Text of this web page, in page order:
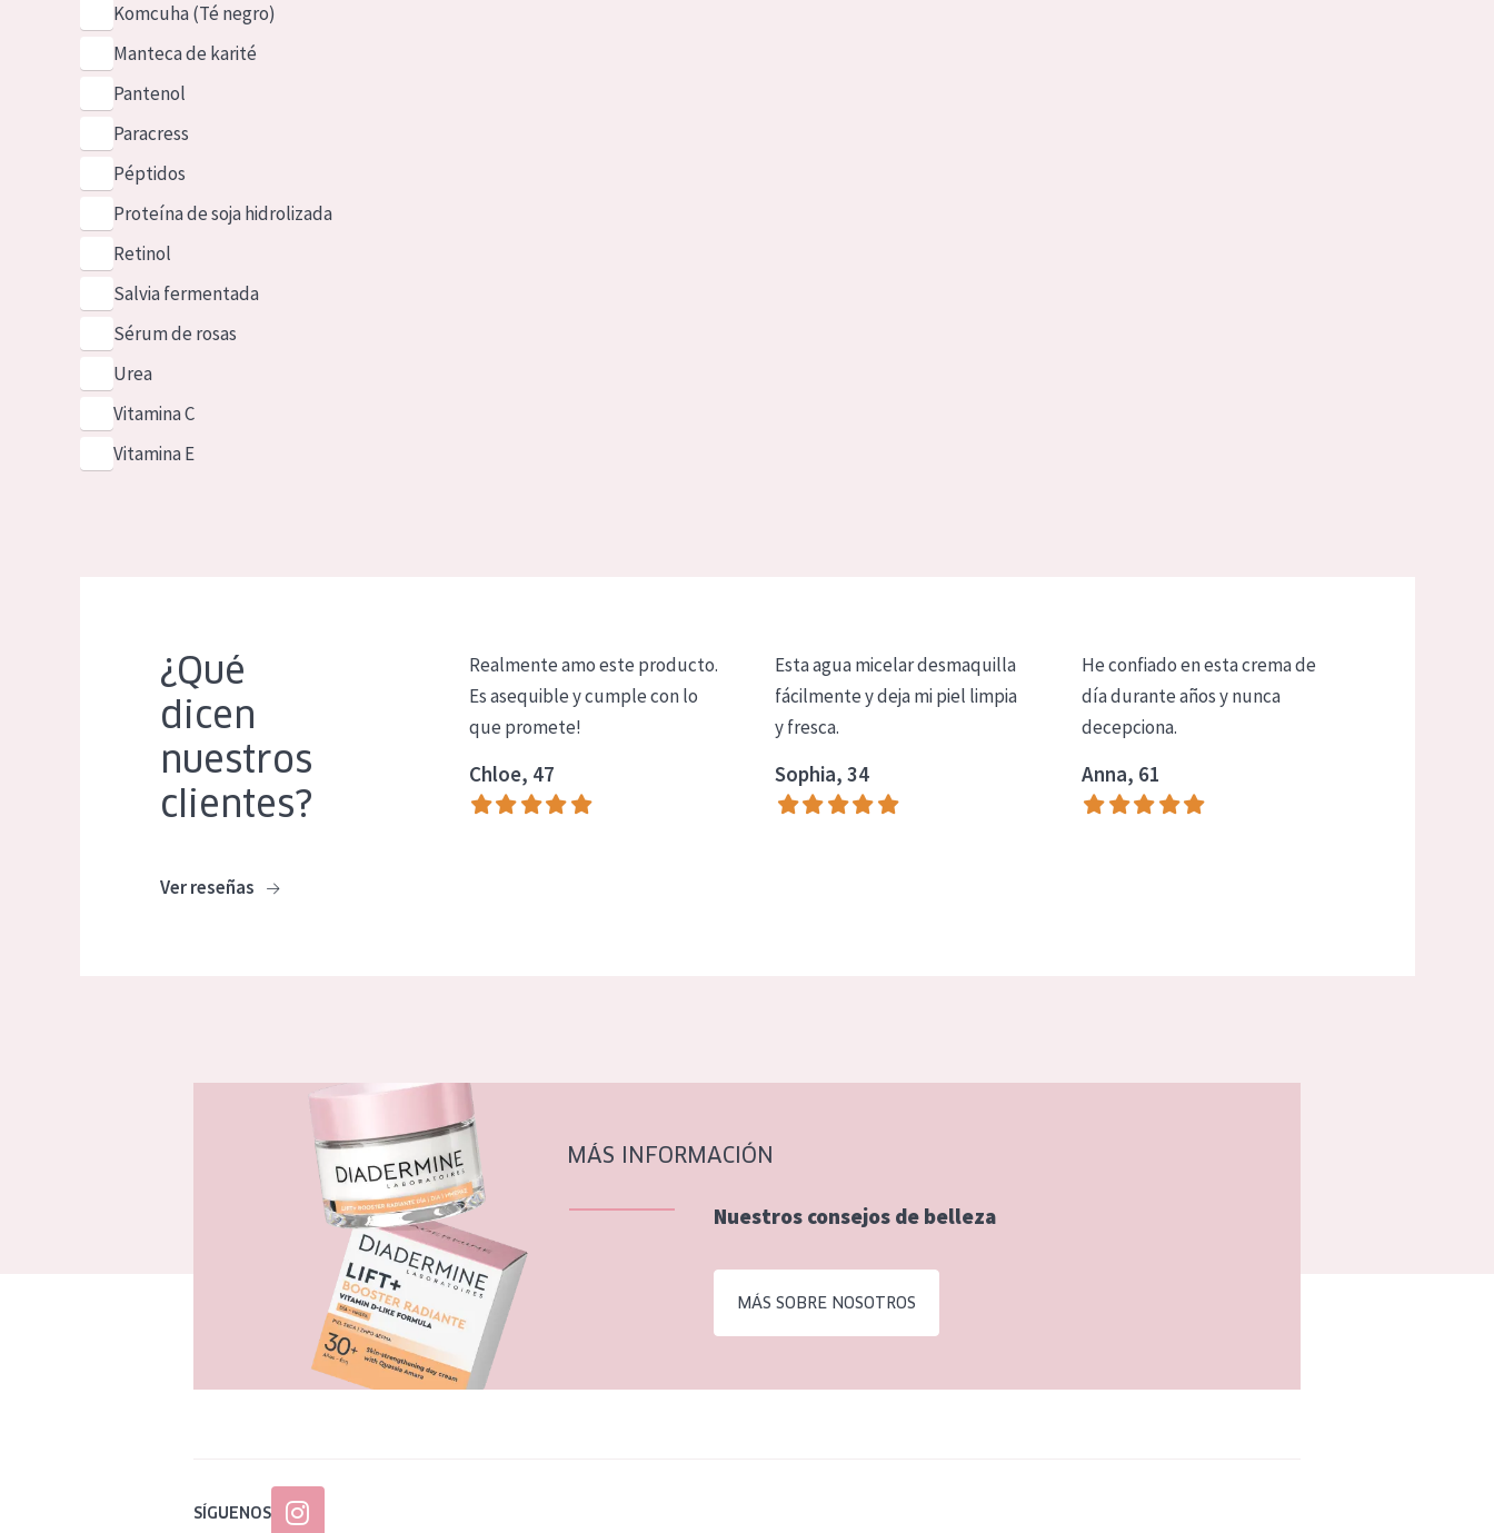
Komcuha (Té negro)
Manteca de karité
Pantenol
Paracress
Péptidos
Proteína de soja hidrolizada
Retinol
Salvia fermentada
Sérum de rosas
Urea
Vitamina C
Vitamina E
¿Qué
dicen
nuestros
clientes?
Ver reseñas
Realmente amo este producto.
Es asequible y cumple con lo
que promete!
Chloe, 47
Esta agua micelar desmaquilla
fácilmente y deja mi piel limpia
y fresca.
Sophia, 34
He confiado en esta crema de
día durante años y nunca
decepciona.
Anna, 61
MÁS INFORMACIÓN
Nuestros consejos de belleza
MÁS SOBRE NOSOTROS
SÍGUENOS